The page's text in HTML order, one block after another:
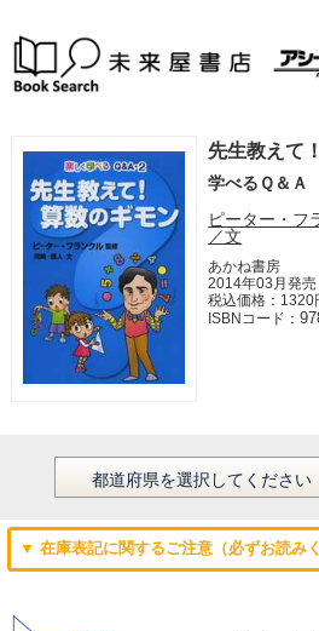
先生教えて
学べるＱ＆Ａ
ピーター・
／文
あかね書房
2014年03月発売
税込価格：1320
ISBNコード：
▼ 在庫表記に関するご注意（必ずお読みく